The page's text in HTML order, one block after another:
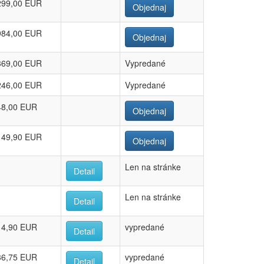
EUR Objednaj
EUR Objednaj
EUR
Vypredané
EUR
Vypredané
EUR
Objednaj
EUR Objednaj
Detail Len na stránke
Detail Len na stránke
EUR Detail vypredané
EUR Detail vypredané